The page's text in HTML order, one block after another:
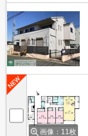
画像：11枚